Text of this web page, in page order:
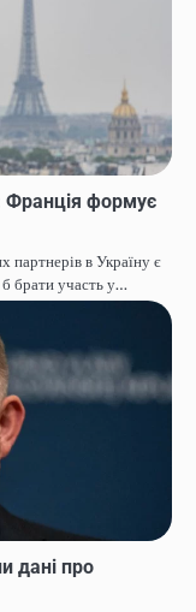
Франція формує
партнерів в Україну є
б брати участь у…
дані про